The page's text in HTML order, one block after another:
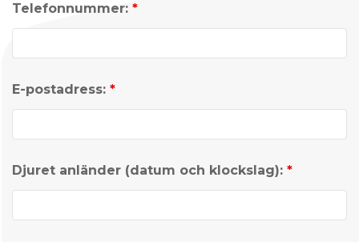
Telefonnummer: *
E-postadress: *
Djuret anländer (datum och klockslag): *